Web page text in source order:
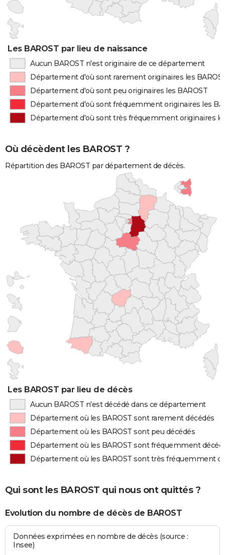
Les BAROST par lieu de naissance
Aucun BAROST n'est originaire de ce département
Département d'où sont rarement originaires les
Département d'où sont peu originaires les BAROST
Département d'où sont fréquemment originaires les
Département d'où sont très fréquemment originaires
Où décèdent les BAROST ?
Répartition des BAROST par département de décès.
Les BAROST par lieu de décès
Aucun BAROST n'est décédé dans ce département
Département où les BAROST sont rarement décédés
Département où les BAROST sont peu décédés
Département où les BAROST sont fréquemment
Département où les BAROST sont très fréquemment
Qui sont les BAROST qui nous ont quittés ?
Evolution du nombre de décès de BAROST
Données exprimées en nombre de décès (source :
Insee)